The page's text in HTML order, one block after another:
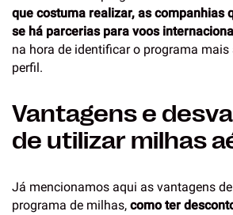
que costuma realizar, as companhias
se há parcerias para voos
na hora de identificar o programa mais
perfil.
Vantagens e
de utilizar milhas
Já mencionamos aqui as vantagens
programa de milhas, como ter